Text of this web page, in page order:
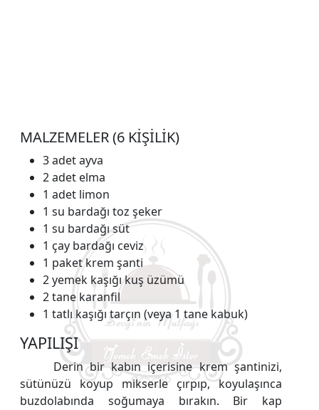
MALZEMELER (6 KİŞİLİK)
3 adet ayva
2 adet elma
1 adet limon
1 su bardağı toz şeker
1 su bardağı süt
1 çay bardağı ceviz
1 paket krem şanti
2 yemek kaşığı kuş üzümü
2 tane karanfil
1 tatlı kaşığı tarçın (veya 1 tane kabuk)
YAPILIŞI
Derin bir kabın içerisine krem şantinizi,
sütünüzü koyup mikserle çırpıp, koyulaşınca
buzdolabında soğumaya bırakın. Bir kap